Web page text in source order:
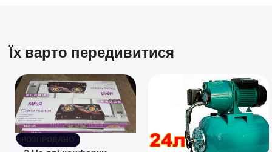
Їх варто передивитися
РОЗПРОДАНО